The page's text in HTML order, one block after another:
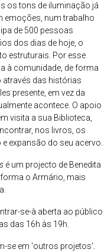
os tons de iluminação já
emoções, num trabalho
de 500 pessoas
dos dias de hoje, o
estruturais. Por esse
à comunidade, de forma
através das histórias
presente, em vez da
acontece. O apoio
visita a sua Biblioteca,
nos livros, os
expansão do seu acervo.
é um projecto de Benedita
o Armário, mais
se-à aberta ao público
das 16h às 19h.
se em 'outros projetos'.